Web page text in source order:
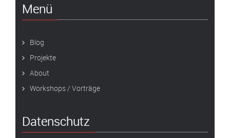
Menü
Blog
Projekte
About
Workshops / Vorträge
Datenschutz